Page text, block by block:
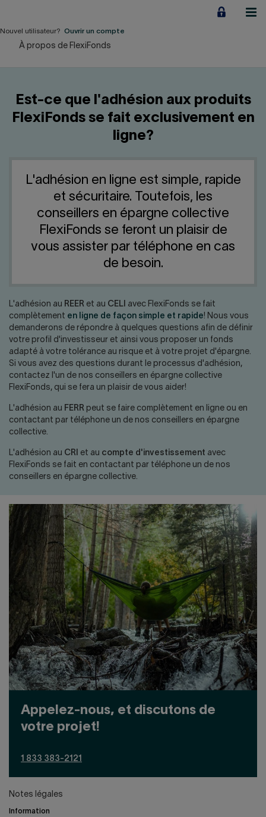
contenu
Financement d'entreprise
LIENS RAPIDES
Carrière
Salle de presse
Nouvel utilisateur? Ouvrir un compte
À propos de FlexiFonds
Est-ce que l'adhésion aux produits
FlexiFonds se fait exclusivement en
ligne?
L'adhésion en ligne est simple, rapide
et sécuritaire. Toutefois, les
conseillers en épargne collective
FlexiFonds se feront un plaisir de
vous assister par téléphone en cas
de besoin.
L'adhésion au REER et au CELI
avec FlexiFonds se fait
complètement en ligne de façon simple et rapide! Nous vous
demanderons de répondre à quelques questions afin de définir
votre profil d'investisseur et ainsi vous proposer un fonds
adapté à votre tolérance au risque et à votre projet d'épargne.
Si vous avez des questions durant le processus d'adhésion,
contactez l'un de nos conseillers en épargne collective
FlexiFonds, qui se fera un plaisir de vous aider!
L'adhésion au FERR peut se faire complètement en ligne ou en
contactant par téléphone un de nos conseillers en épargne
collective.
L'adhésion au CRI et au compte d'investissement avec
FlexiFonds se fait en contactant par téléphone un de nos
conseillers en épargne collective.
Appelez-nous, et discutons de
votre projet!
1 833 383-2121
Notes légales
Information